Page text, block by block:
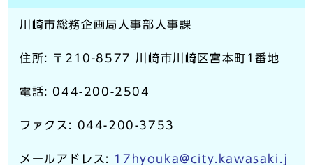
川崎市総務企画局人事部人事課
住所: 〒210-8577 川崎市川崎区宮本町1番地
電話: 044-200-2504
ファクス: 044-200-3753
メールアドレス: 17hyouka@city.kawasaki.j